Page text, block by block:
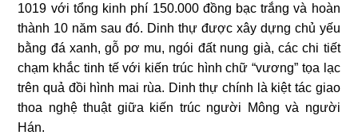
1019 với tổng kinh phí 150.000 đồng bạc trắng và hoàn
thành 10 năm sau đó. Dinh thự được xây dựng chủ yếu
bằng đá xanh, gỗ pơ mu, ngói đất nung già, các chi tiết
chạm khắc tinh tế với kiến trúc hình chữ “vương” tọa lạc
trên quả đồi hình mai rùa. Dinh thự chính là kiệt tác giao
thoa nghệ thuật giữa kiến trúc người Mông và người
Hán.